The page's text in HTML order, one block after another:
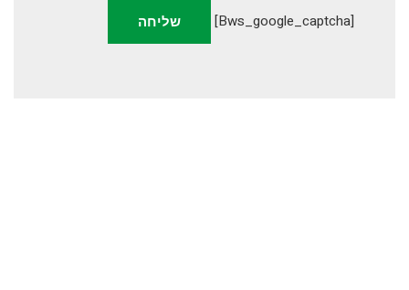
[bws_google_captcha]